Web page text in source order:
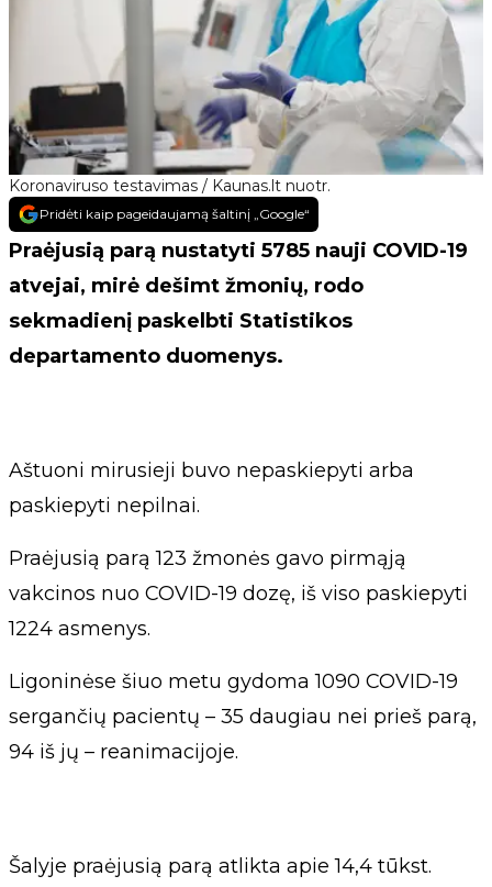
Koronaviruso testavimas / Kaunas.lt nuotr.
Pridėti kaip pageidaujamą šaltinį „Google“
Praėjusią parą nustatyti 5785 nauji COVID-19
atvejai, mirė dešimt žmonių, rodo
sekmadienį paskelbti Statistikos
departamento duomenys.
Aštuoni mirusieji buvo nepaskiepyti arba
paskiepyti nepilnai.
Praėjusią parą 123 žmonės gavo pirmąją
vakcinos nuo COVID-19 dozę, iš viso paskiepyti
1224 asmenys.
Ligoninėse šiuo metu gydoma 1090 COVID-19
sergančių pacientų – 35 daugiau nei prieš parą,
94 iš jų – reanimacijoje.
Šalyje praėjusią parą atlikta apie 14,4 tūkst.